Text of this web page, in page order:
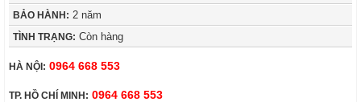
BẢO HÀNH: 2 năm
TÌNH TRẠNG: Còn hàng
HÀ NỘI: 0964 668 553
TP. HỒ CHÍ MINH: 0964 668 553